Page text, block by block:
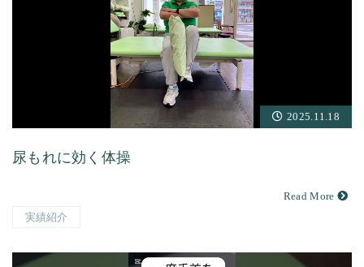
2025.11.18
尿もれに効く体操
Read More
実績紹介